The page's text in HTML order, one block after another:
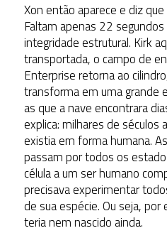
Xon então aparece e diz
Faltam apenas 22
integridade estrutural. Kirk
transportada, o campo de
Enterprise retorna ao
transforma em uma grande
as que a nave encontrara
explica: milhares de séculos
existia em forma humana.
passam por todos os
célula a um ser humano
precisava experimentar
de sua espécie. Ou seja,
teria nem nascido ainda.